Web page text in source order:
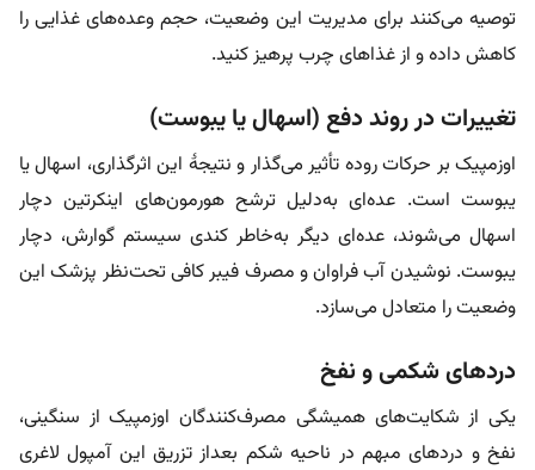
توصیه می‌کنند برای مدیریت این وضعیت، حجم وعده‌های غذایی را
کاهش داده و از غذاهای چرب پرهیز کنید.
تغییرات در روند دفع (اسهال یا یبوست)
اوزمپیک بر حرکات روده تأثیر می‌گذار و نتیجۀ این اثرگذاری، اسهال یا
یبوست است. عده‌ای به‌دلیل ترشح هورمون‌های اینکرتین دچار
اسهال می‌شوند، عده‌ای دیگر به‌خاطر کندی سیستم گوارش، دچار
یبوست. نوشیدن آب فراوان و مصرف فیبر کافی تحت‌نظر پزشک این
وضعیت را متعادل می‌سازد.
دردهای شکمی و نفخ
یکی از شکایت‌های همیشگی مصرف‌کنندگان اوزمپیک از سنگینی،
نفخ و دردهای مبهم در ناحیه شکم بعداز تزریق این آمپول لاغری